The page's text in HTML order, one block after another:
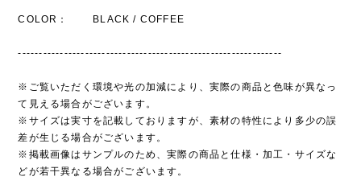
COLOR： BLACK / COFFEE
---------------------------------------------------------------
※ご覧いただく環境や光の加減により、実際の商品と色味が異なっ
て見える場合がございます。
※サイズは実寸を記載しておりますが、素材の特性により多少の誤
差が生じる場合がございます。
※掲載画像はサンプルのため、実際の商品と仕様・加工・サイズな
どが若干異なる場合がございます。